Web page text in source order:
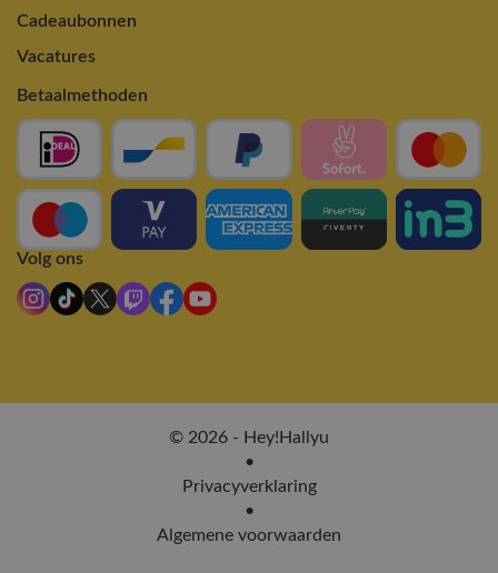
Cadeaubonnen
Vacatures
Betaalmethoden
Volg ons
© 2026 - Hey!Hallyu
•
Privacyverklaring
•
Algemene voorwaarden